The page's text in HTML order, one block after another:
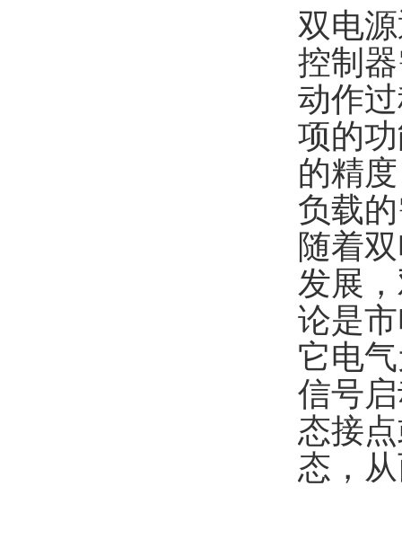
双电
控制
动作
项的
的精
负载
随着
发展
论是
它电
信号
态接
态，